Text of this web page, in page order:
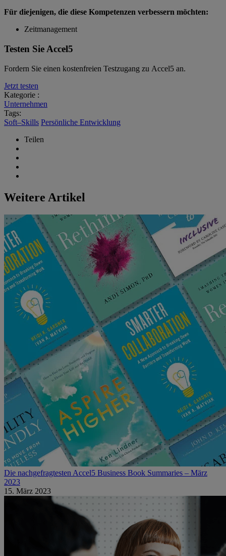
Für diejenigen, die diese Kompetenzen verbessern möchten:
Zeitmanagement
Testen Sie Accel5
Fordern Sie einen kostenfreien Testzugang zu Accel5 an.
Jetzt testen
Kategorie :
Unternehmen
Tags:
Soft–Skills Persönliche Entwicklung
Teilen
Weitere Artikel
Die nachgefragtesten Accel5 Business Book Summaries – März
2023
15. März 2023